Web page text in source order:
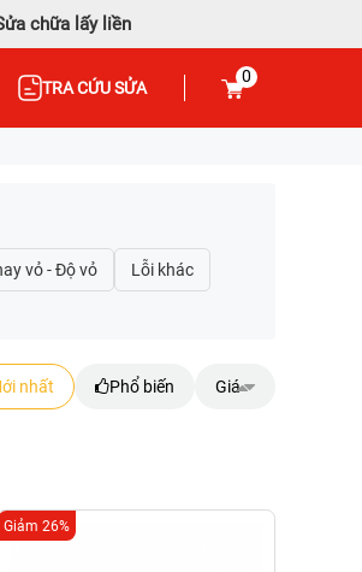
chữa lấy liền
TRA CỨU SỬA
0
nhất Phổ biến Giá
Giảm 26%